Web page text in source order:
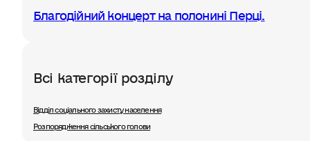
Благодійний концерт на полонині Перці.
Всі категорії розділу
Відділ соціального захисту населення
Розпорядження сільського голови